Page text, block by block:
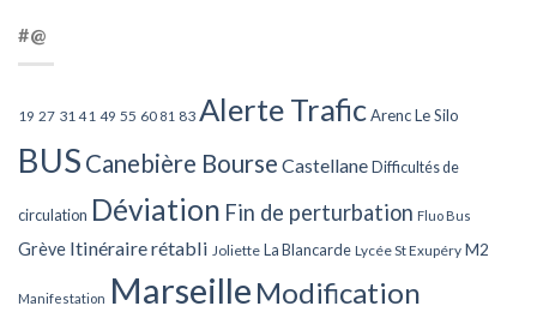
#@
19 27 31 41 49 55 60 81 83 Alerte TraficArenc Le Silo
BUS Canebière Bourse Castellane Difficultés de
circulation Déviation Fin de perturbation Fluo Bus
Grève Itinéraire rétabli Joliette La Blancarde Lycée St Exupéry M2
Manifestation Marseille Modification